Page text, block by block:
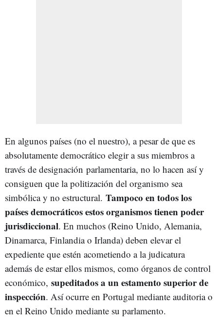
En algunos países (no el nuestro), a pesar de que es
absolutamente democrático elegir a sus miembros a
través de designación parlamentaria, no lo hacen así y
consiguen que la politización del organismo sea
simbólica y no estructural. Tampoco en todos los
países democráticos estos organismos tienen poder
jurisdiccional. En muchos (Reino Unido, Alemania,
Dinamarca, Finlandia o Irlanda) deben elevar el
expediente que estén acometiendo a la judicatura
además de estar ellos mismos, como órganos de control
económico, supeditados a un estamento superior de
inspección. Así ocurre en Portugal mediante auditoria o
en el Reino Unido mediante su parlamento.